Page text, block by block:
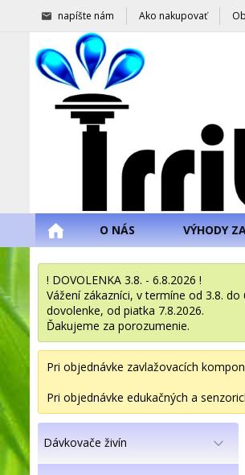
napíšte nám Ako nakupovať
O NÁS VÝHODY
! DOVOLENKA 3.8. - 6.8.2026 !
Vážení zákazníci, v termíne od 3.8.
dovolenke, od piatka 7.8.2026.
Ďakujeme za porozumenie.
Pri objednávke zavlažovacích
Pri objednávke edukačných a
Dávkovače živín